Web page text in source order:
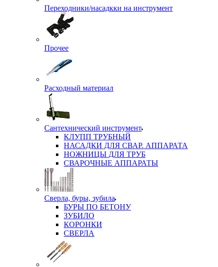
Переходники/насадкки на инструмент
Прочее
Расходный материал
Сантехнический инструмент
КЛУПП ТРУБНЫЙ
НАСАДКИ ДЛЯ СВАР. АППАРАТА
НОЖНИЦЫ ДЛЯ ТРУБ
СВАРОЧНЫЕ АППАРАТЫ
Сверла, буры, зубила
БУРЫ ПО БЕТОНУ
ЗУБИЛО
КОРОНКИ
СВЕРЛА